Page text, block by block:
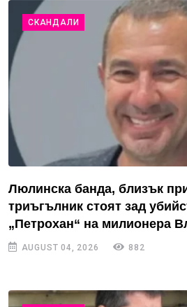
СКАНДАЛИ
Люлинска банда, близък
триъгълник стоят зад
„Петрохан“ на милионера
AUGUST 04, 2026 882